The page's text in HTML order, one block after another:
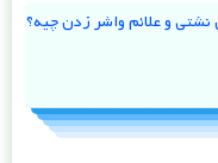
آب ۲۰۶ بدون نشتی و علائم واشر زدن چیه؟